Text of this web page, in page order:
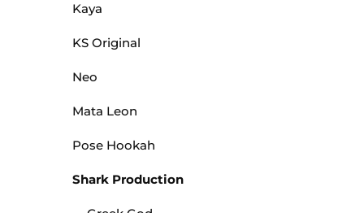
Kaya
KS Original
Neo
Mata Leon
Pose Hookah
Shark Production